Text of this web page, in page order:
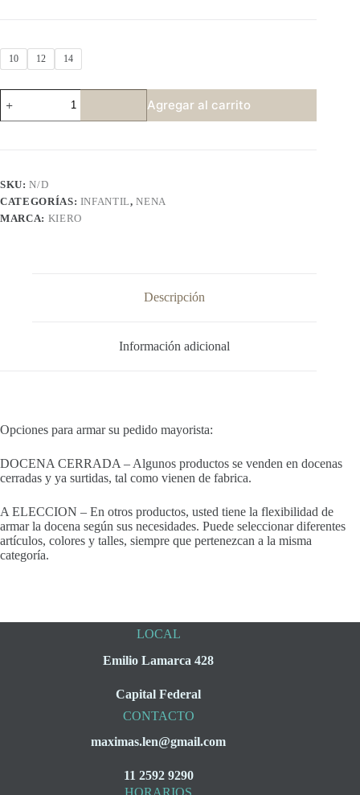
10 12 14
KIERO
799
P3
Agregar al carrito
SKU:N/D
CATEGORÍAS: INFANTIL,NENA
MARCA: KIERO
Descripción
Información adicional
Opciones para armar su pedido mayorista:
DOCENA CERRADA – Algunos productos se venden en docenas
cerradas y ya surtidas, tal como vienen de fabrica.
A ELECCION – En otros productos, usted tiene la flexibilidad de
armar la docena según sus necesidades. Puede seleccionar diferentes
artículos, colores y talles, siempre que pertenezcan a la misma
categoría.
LOCAL
Emilio Lamarca 428
Capital Federal
CONTACTO
maximas.len@gmail.com
11 2592 9290